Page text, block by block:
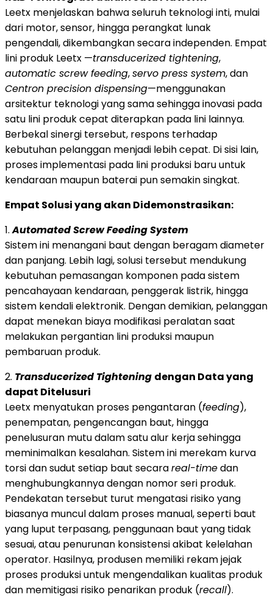
Leetx menjelaskan bahwa seluruh teknologi inti, mulai
dari motor, sensor, hingga perangkat lunak
pengendali, dikembangkan secara independen. Empat
lini produk Leetx —transducerized tightening,
automatic screw feeding,servo press system, dan
Centron precision dispensing—menggunakan
arsitektur teknologi yang sama sehingga inovasi pada
satu lini produk cepat diterapkan pada lini lainnya.
Berbekal sinergi tersebut, respons terhadap
kebutuhan pelanggan menjadi lebih cepat. Di sisi lain,
proses implementasi pada lini produksi baru untuk
kendaraan maupun baterai pun semakin singkat.
Empat Solusi yang akan Didemonstrasikan:
1.Automated Screw Feeding System
Sistem ini menangani baut dengan beragam diameter
dan panjang. Lebih lagi, solusi tersebut mendukung
kebutuhan pemasangan komponen pada sistem
pencahayaan kendaraan, penggerak listrik, hingga
sistem kendali elektronik. Dengan demikian, pelanggan
dapat menekan biaya modifikasi peralatan saat
melakukan pergantian lini produksi maupun
pembaruan produk.
2. Transducerized Tightening dengan Data yang
dapat Ditelusuri
Leetx menyatukan proses pengantaran (feeding),
penempatan, pengencangan baut, hingga
penelusuran mutu dalam satu alur kerja sehingga
meminimalkan kesalahan. Sistem ini merekam kurva
torsi dan sudut setiap baut secarareal-timedan
menghubungkannya dengan nomor seri produk.
Pendekatan tersebut turut mengatasi risiko yang
biasanya muncul dalam proses manual, seperti baut
yang luput terpasang, penggunaan baut yang tidak
sesuai, atau penurunan konsistensi akibat kelelahan
operator. Hasilnya, produsen memiliki rekam jejak
proses produksi untuk mengendalikan kualitas produk
dan memitigasi risiko penarikan produk (recall).